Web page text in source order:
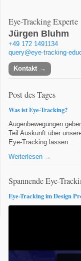
Eye-Tracking Experte
Jürgen Bluhm
+49 172 1491134
query@eye-tracking-
Kontakt
Post des Tages
Was ist Eye-Tracking?
Augenbewegungen
Teil Auskunft über
Eye-Tracking lassen…
Weiterlesen →
Spannende Eye-
Eye-Tracking im Design